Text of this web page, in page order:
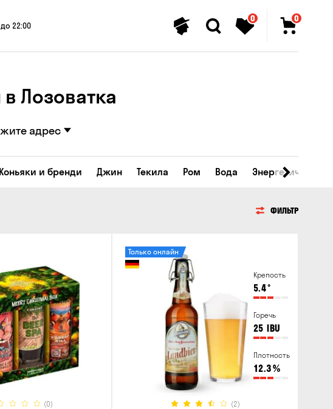
22:00
0 0
Лозоватка
адрес
Коньяки и бренди Джин Текила Ром Вода Энергетические
ФИЛЬТР
(0)
Крепость
5.4°
Горечь
25 IBU
Плотность
12.3%
(2)
Только онлайн